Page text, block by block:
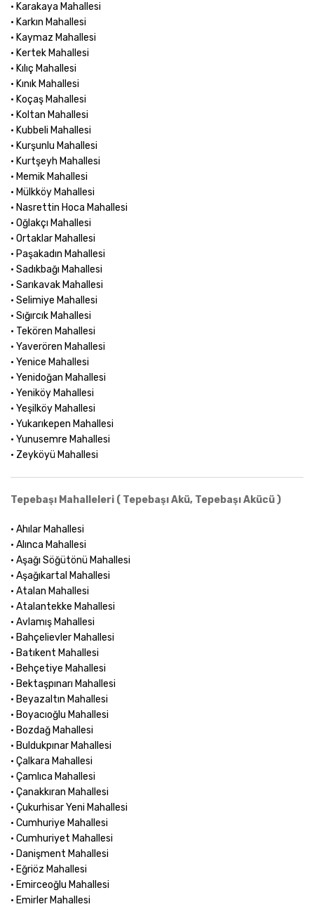
• Karakaya Mahallesi
• Karkın Mahallesi
• Kaymaz Mahallesi
• Kertek Mahallesi
• Kılıç Mahallesi
• Kınık Mahallesi
• Koçaş Mahallesi
• Koltan Mahallesi
• Kubbeli Mahallesi
• Kurşunlu Mahallesi
• Kurtşeyh Mahallesi
• Memik Mahallesi
• Mülkköy Mahallesi
• Nasrettin Hoca Mahallesi
• Oğlakçı Mahallesi
• Ortaklar Mahallesi
• Paşakadın Mahallesi
• Sadıkbağı Mahallesi
• Sarıkavak Mahallesi
• Selimiye Mahallesi
• Sığırcık Mahallesi
• Tekören Mahallesi
• Yaverören Mahallesi
• Yenice Mahallesi
• Yenidoğan Mahallesi
• Yeniköy Mahallesi
• Yeşilköy Mahallesi
• Yukarıkepen Mahallesi
• Yunusemre Mahallesi
• Zeyköyü Mahallesi
Tepebaşı Mahalleleri ( Tepebaşı Akü, Tepebaşı Akücü )
• Ahılar Mahallesi
• Alınca Mahallesi
• Aşağı Söğütönü Mahallesi
• Aşağıkartal Mahallesi
• Atalan Mahallesi
• Atalantekke Mahallesi
• Avlamış Mahallesi
• Bahçelievler Mahallesi
• Batıkent Mahallesi
• Behçetiye Mahallesi
• Bektaşpınarı Mahallesi
• Beyazaltın Mahallesi
• Boyacıoğlu Mahallesi
• Bozdağ Mahallesi
• Buldukpınar Mahallesi
• Çalkara Mahallesi
• Çamlıca Mahallesi
• Çanakkıran Mahallesi
• Çukurhisar Yeni Mahallesi
• Cumhuriye Mahallesi
• Cumhuriyet Mahallesi
• Danişment Mahallesi
• Eğriöz Mahallesi
• Emirceoğlu Mahallesi
• Emirler Mahallesi